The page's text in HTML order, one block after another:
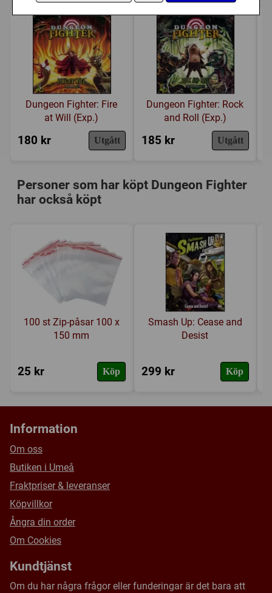
Modulär spelplan,Punkt till punkt förflyttning,Variabla
spelare
Tillverkare: Horrible Guild
Länkar: Regler,Tillverkarens hemsida,
BoardGameGeek
Försälj. rank:8078/18137
Dungeon Fighter: Fire
at Will (Exp.)
180 kr Utgått
Dungeon Fighter: Rock
and Roll (Exp.)
185 kr Utgått
Personer som har köpt Dungeon Fighter
har också köpt
100 st Zip-påsar 100 x
150 mm
25 kr Köp
Smash Up: Cease and
Desist
299 kr Köp
Information
Om oss
Butiken i Umeå
Fraktpriser & leveranser
Köpvillkor
Ångra din order
Om Cookies
Kundtjänst
Om du har några frågor eller funderingar är det bara att